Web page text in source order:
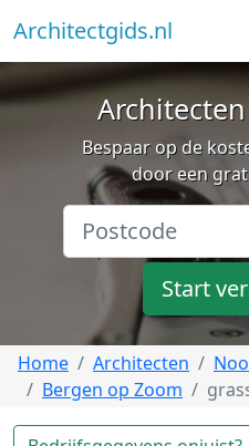
Architectgids.nl
Bespaar op de
door een
Start
Home Architecten
Bergen op Zoom